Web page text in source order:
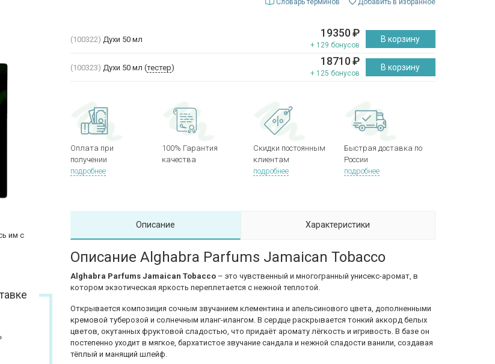
Словарь терминов Добавить в избранное
им с
(100322) Духи 50 мл 19350₽
+ 129 бонусов
В корзину
(100323) Духи 50 мл (тестер) 18710₽
+ 125 бонусов
В корзину
Оплата при
получении
подробнее
100% Гарантия
качества
Скидки постоянным
клиентам
подробнее
Быстрая доставка по
России
подробнее
Описание Характеристики
Описание Alghabra Parfums Jamaican Tobacco
Alghabra Parfums Jamaican Tobacco – это чувственный и многогранный унисекс-аромат, в
котором экзотическая яркость переплетается с нежной теплотой.
Открывается композиция сочным звучанием клементина и апельсинового цвета, дополненными
кремовой туберозой и солнечным иланг-илангом. В сердце раскрывается тонкий аккорд белых
цветов, окутанных фруктовой сладостью, что придаёт аромату лёгкость и игривость. В базе он
постепенно уходит в мягкое, бархатистое звучание сандала и нежной сладости ванили, создавая
тёплый и манящий шлейф.